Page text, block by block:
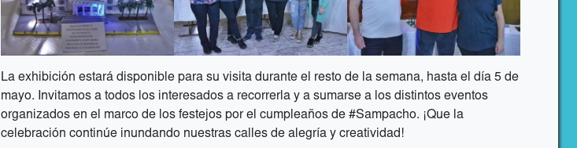
La exhibición estará disponible para su visita durante el resto de la semana, hasta el día 5 de
mayo. Invitamos a todos los interesados a recorrerla y a sumarse a los distintos eventos
organizados en el marco de los festejos por el cumpleaños de #Sampacho. ¡Que la
celebración continúe inundando nuestras calles de alegría y creatividad!